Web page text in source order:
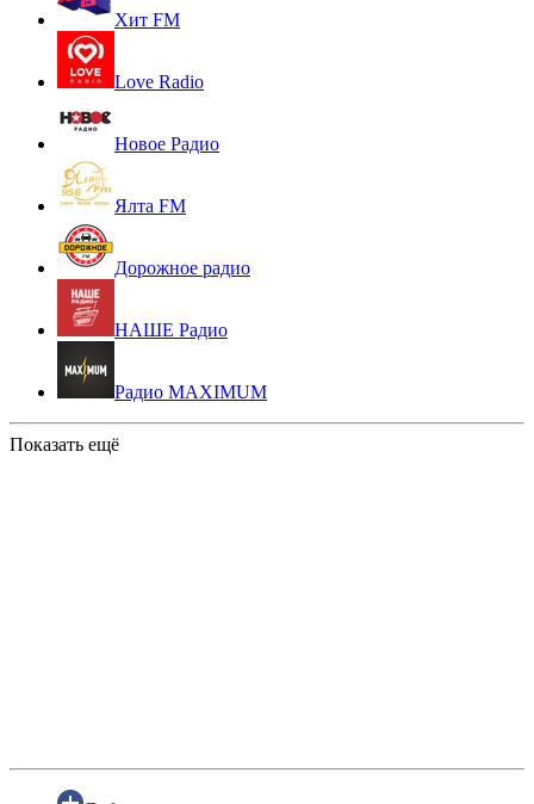
Хит FM
Love Radio
Новое Радио
Ялта FM
Дорожное радио
НАШЕ Радио
Радио MAXIMUM
Показать ещё